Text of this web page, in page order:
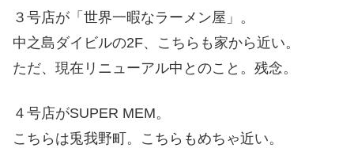
３号店が「世界一暇なラーメン屋」。
中之島ダイビルの2F、こちらも家から近い。
ただ、現在リニューアル中とのこと。残念。
４号店がSUPER MEM。
こちらは兎我野町。こちらもめちゃ近い。